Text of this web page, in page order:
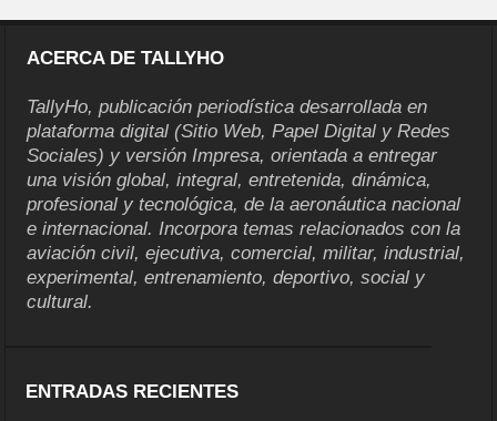
ACERCA DE TALLYHO
TallyHo, publicación periodística desarrollada en
plataforma digital (Sitio Web, Papel Digital y Redes
Sociales) y versión Impresa, orientada a entregar
una visión global, integral, entretenida, dinámica,
profesional y tecnológica, de la aeronáutica nacional
e internacional. Incorpora temas relacionados con la
aviación civil, ejecutiva, comercial, militar, industrial,
experimental, entrenamiento, deportivo, social y
cultural.
ENTRADAS RECIENTES